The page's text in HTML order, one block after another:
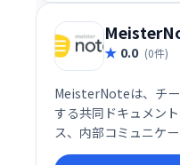
0.0 (0件)
MeisterNoteは、チ
する共同ドキュメン
ス、内部コミュニケ
ントなどに最適で、